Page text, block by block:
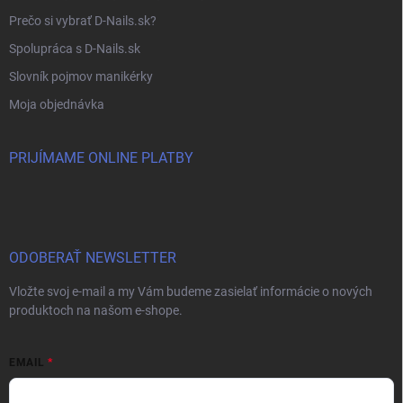
Prečo si vybrať D-Nails.sk?
Spolupráca s D-Nails.sk
Slovník pojmov manikérky
Moja objednávka
PRIJÍMAME ONLINE PLATBY
ODOBERAŤ NEWSLETTER
Vložte svoj e-mail a my Vám budeme zasielať informácie o nových
produktoch na našom e-shope.
EMAIL